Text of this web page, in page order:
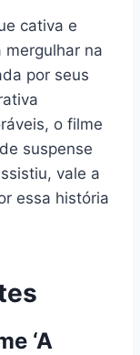
cativa e
mergulhar na
por seus
o filme
suspense
vale a
essa história
‘A